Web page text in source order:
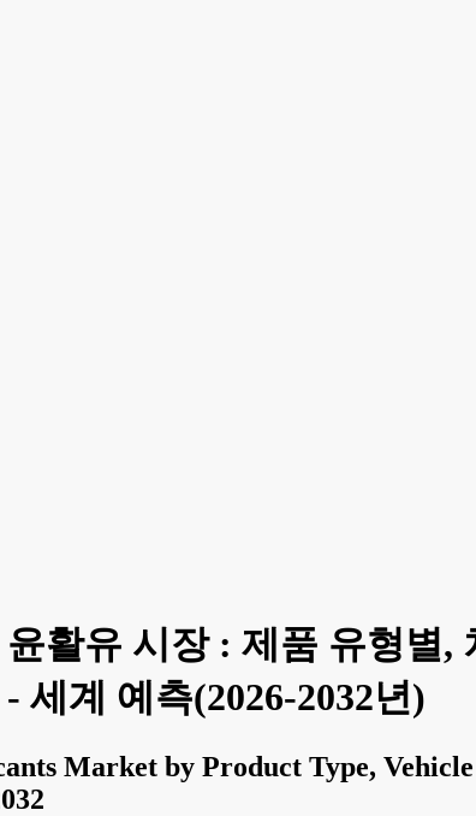
활유 시장 : 제품 유형별,
세계 예측(2026-2032년)
Market by Product Type, Vehicle